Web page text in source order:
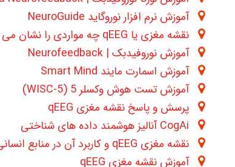
آموزش نرم افزار نوروگاید NeuroGuide
نقشه مغزی یا qEEG چه مواردی را نشان می دهد؟
آموزش نوروفیدبک | Neurofeedback
آموزش اسمارت مایند Smart Mind
آموزش تست هوش وکسلر 5 (WISC-5)
پرسش و پاسخ نقشه مغزی qEEG
CogAi آنالیز هوشمند داده های شناختی
نقشه مغزی qEEG و کاربرد آن در منابع انسانی HR
آموزش نقشه مغزی qEEG